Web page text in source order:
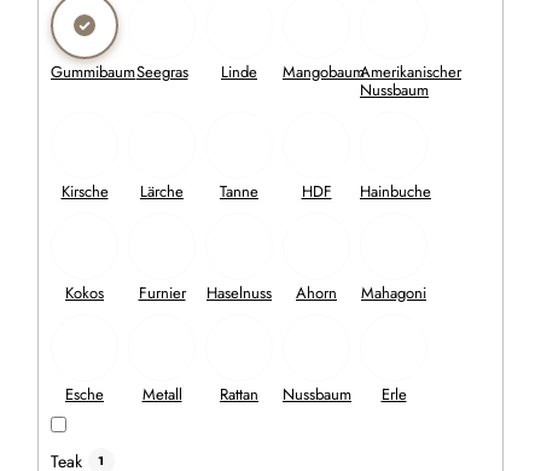
Teak 1
Mechanische Gewürzmühle BRILLANTE – 5,8
x 20,3 cm
leicht mahlen.